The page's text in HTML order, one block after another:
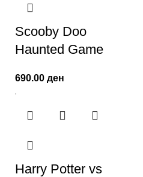
Scooby Doo
Haunted Game
690.00 ден
Harry Potter vs